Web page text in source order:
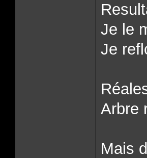
Je le
Je
Arbre
Mais